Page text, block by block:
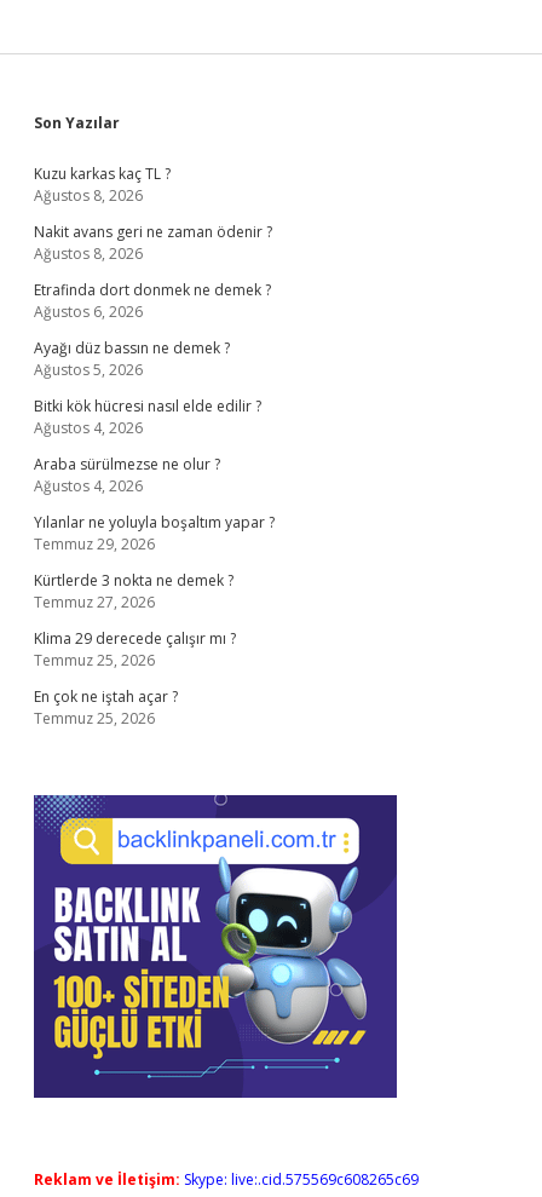
Sidebar
Son Yazılar
Kuzu karkas kaç TL ?
Ağustos 8, 2026
Nakit avans geri ne zaman ödenir ?
Ağustos 8, 2026
Etrafinda dort donmek ne demek ?
Ağustos 6, 2026
Ayağı düz bassın ne demek ?
Ağustos 5, 2026
Bitki kök hücresi nasıl elde edilir ?
Ağustos 4, 2026
Araba sürülmezse ne olur ?
Ağustos 4, 2026
Yılanlar ne yoluyla boşaltım yapar ?
Temmuz 29, 2026
Kürtlerde 3 nokta ne demek ?
Temmuz 27, 2026
Klima 29 derecede çalışır mı ?
Temmuz 25, 2026
En çok ne iştah açar ?
Temmuz 25, 2026
Reklam ve İletişim: Skype: live:.cid.575569c608265c69